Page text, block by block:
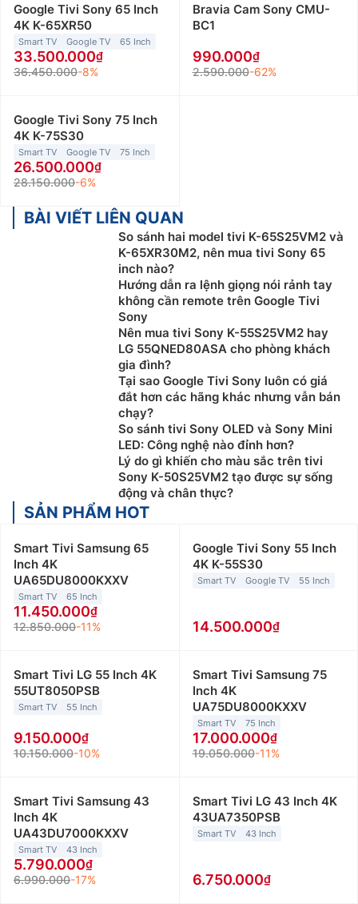
Google Tivi Sony 65 Inch
4K K-65XR50
Smart TV Google TV 65 Inch
33.500.000
36.450.000-8%
Bravia Cam Sony CMU-
BC1
990.000
2.590.000-62%
Google Tivi Sony 75 Inch
4K K-75S30
Smart TV Google TV 75 Inch
26.500.000
28.150.000-6%
BÀI VIẾT LIÊN QUAN
So sánh hai model tivi K-65S25VM2 và
K-65XR30M2, nên mua tivi Sony 65
inch nào?
Hướng dẫn ra lệnh giọng nói rảnh tay
không cần remote trên Google Tivi
Sony
Nên mua tivi Sony K-55S25VM2 hay
LG 55QNED80ASA cho phòng khách
gia đình?
Tại sao Google Tivi Sony luôn có giá
đắt hơn các hãng khác nhưng vẫn bán
chạy?
So sánh tivi Sony OLED và Sony Mini
LED: Công nghệ nào đỉnh hơn?
Lý do gì khiến cho màu sắc trên tivi
Sony K-50S25VM2 tạo được sự sống
động và chân thực?
SẢN PHẨM HOT
Smart Tivi Samsung 65
Inch 4K
UA65DU8000KXXV
Smart TV 65 Inch
11.450.000
12.850.000-11%
Google Tivi Sony 55 Inch
4K K-55S30
Smart TV Google TV 55 Inch
14.500.000
Smart Tivi LG 55 Inch 4K
55UT8050PSB
Smart TV 55 Inch
9.150.000
10.150.000-10%
Smart Tivi Samsung 75
Inch 4K
UA75DU8000KXXV
Smart TV 75 Inch
17.000.000
19.050.000-11%
Smart Tivi Samsung 43
Inch 4K
UA43DU7000KXXV
Smart TV 43 Inch
5.790.000
6.990.000-17%
Smart Tivi LG 43 Inch 4K
43UA7350PSB
Smart TV 43 Inch
6.750.000